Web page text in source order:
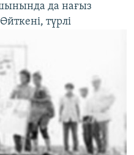
шынында да нағыз
түрлі